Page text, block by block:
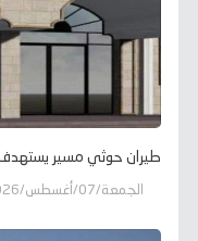
طيران حوثي مسير
الجمعة/07/أغسطس/2026 - 11:59 م